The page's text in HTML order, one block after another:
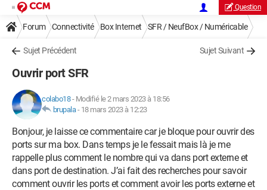
Question
Forum Connectivité Box Internet SFR / NeufBox / Numéricable
Sujet Précédent Sujet Suivant
Ouvrir port SFR
colabo18- Modifié le 2 mars 2023 à 18:56
brupala- 18 mars 2023 à 12:23
Bonjour, je laisse ce commentaire car je bloque pour ouvrir des
ports sur ma box. Dans temps je le fessait mais là je me
rappelle plus comment le nombre qui va dans port externe et
dans port de destination. J’ai fait des recherches pour savoir
comment ouvrir les ports et comment avoir les ports externe et